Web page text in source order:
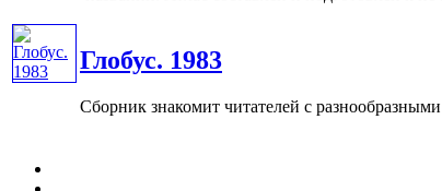
Глобус. 1983
Сборник знакомит читателей с